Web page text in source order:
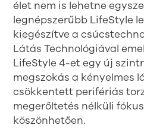
élet nem is lehetne
legnépszerűbb LifeStyle
kiegészítve a
Látás Technológiával
LifeStyle 4-et egy új
megszokás a kényelmes
csökkentett perifériás
megerőltetés nélküli
köszönhetően.